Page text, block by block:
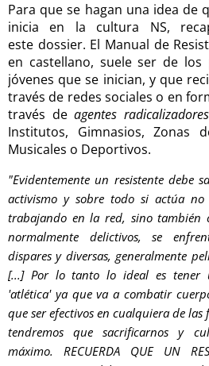
Para que se hagan una idea de
inicia en la cultura NS,
este dossier. El Manual de
en castellano, suele ser de
jóvenes que se inician, y que
través de redes sociales o en
través de agentes radicalizadores
Institutos, Gimnasios, Zonas
Musicales o Deportivos.
"Evidentemente un resistente debe
activismo y sobre todo si actúa
trabajando en la red, sino también
normalmente delictivos, se
dispares y diversas, generalmente
[...] Por lo tanto lo ideal es tener
'atlética' ya que va a combatir
que ser efectivos en cualquiera de
tendremos que sacrificarnos y
máximo. RECUERDA QUE UN